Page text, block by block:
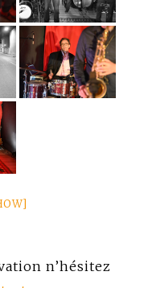
n’hésitez